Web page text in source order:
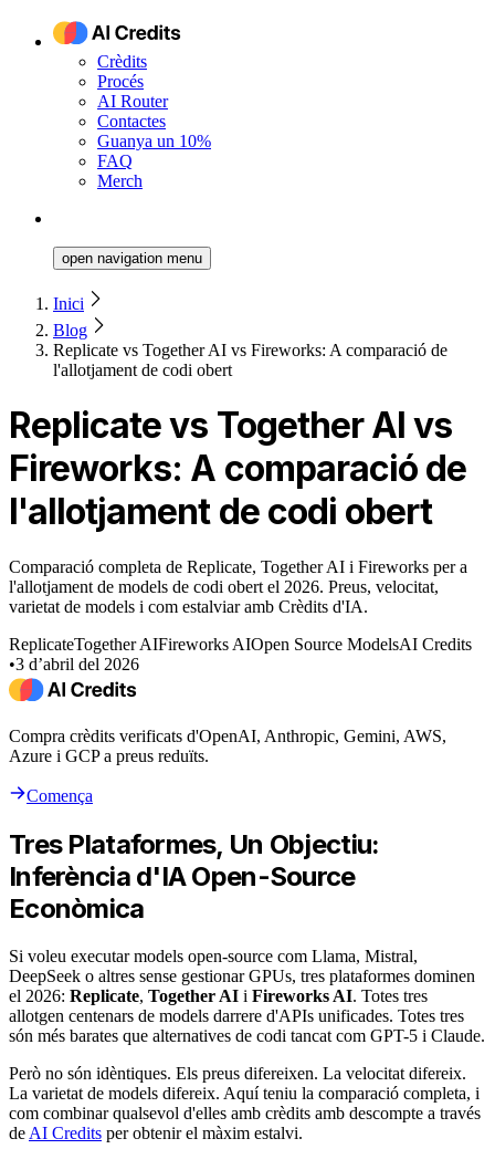
Crèdits
Procés
AI Router
Contactes
Guanya un 10%
FAQ
Merch
open navigation menu
Inici
Blog
Replicate vs Together AI vs Fireworks: A comparació de
l'allotjament de codi obert
Replicate vs Together AI vs
Fireworks: A comparació de
l'allotjament de codi obert
Comparació completa de Replicate, Together AI i Fireworks per a
l'allotjament de models de codi obert el 2026. Preus, velocitat,
varietat de models i com estalviar amb Crèdits d'IA.
ReplicateTogether AIFireworks AIOpen Source ModelsAI Credits
•3 d’abril del 2026
Compra crèdits verificats d'OpenAI, Anthropic, Gemini, AWS,
Azure i GCP a preus reduïts.
Comença
Tres Plataformes, Un Objectiu:
Inferència d'IA Open-Source
Econòmica
Si voleu executar models open-source com Llama, Mistral,
DeepSeek o altres sense gestionar GPUs, tres plataformes dominen
el 2026: Replicate, Together AI i Fireworks AI. Totes tres
allotgen centenars de models darrere d'APIs unificades. Totes tres
són més barates que alternatives de codi tancat com GPT-5 i Claude.
Però no són idèntiques. Els preus difereixen. La velocitat difereix.
La varietat de models difereix. Aquí teniu la comparació completa, i
com combinar qualsevol d'elles amb crèdits amb descompte a través
de AI Credits per obtenir el màxim estalvi.